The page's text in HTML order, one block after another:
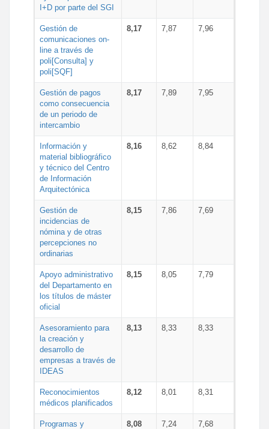
I+D por parte del SGI
Gestión de
comunicaciones on-
line a través de
poli[Consulta] y
poli[SQF]
8,17 7,87 7,96
Gestión de pagos
como consecuencia
de un periodo de
intercambio
8,17 7,89 7,95
Información y
material bibliográfico
y técnico del Centro
de Información
Arquitectónica
8,16 8,62 8,84
Gestión de
incidencias de
nómina y de otras
percepciones no
ordinarias
8,15 7,86 7,69
Apoyo administrativo
del Departamento en
los títulos de máster
oficial
8,15 8,05 7,79
Asesoramiento para
la creación y
desarrollo de
empresas a través de
IDEAS
8,13 8,33 8,33
Reconocimientos
médicos planificados
8,12 8,01 8,31
Programas y
8,08 7,24 7,68